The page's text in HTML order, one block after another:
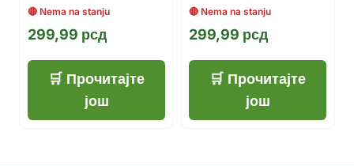
299,99 рсд
Прочитајте
још
299,99 рсд
Прочитајте
још